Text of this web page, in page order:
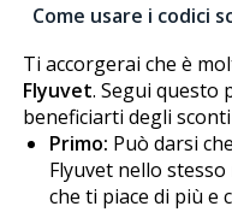
Come usare i codici
Ti accorgerai che è
Flyuvet. Segui questo
beneficiarti degli
Primo: Può darsi
Flyuvet nello
che ti piace di più e